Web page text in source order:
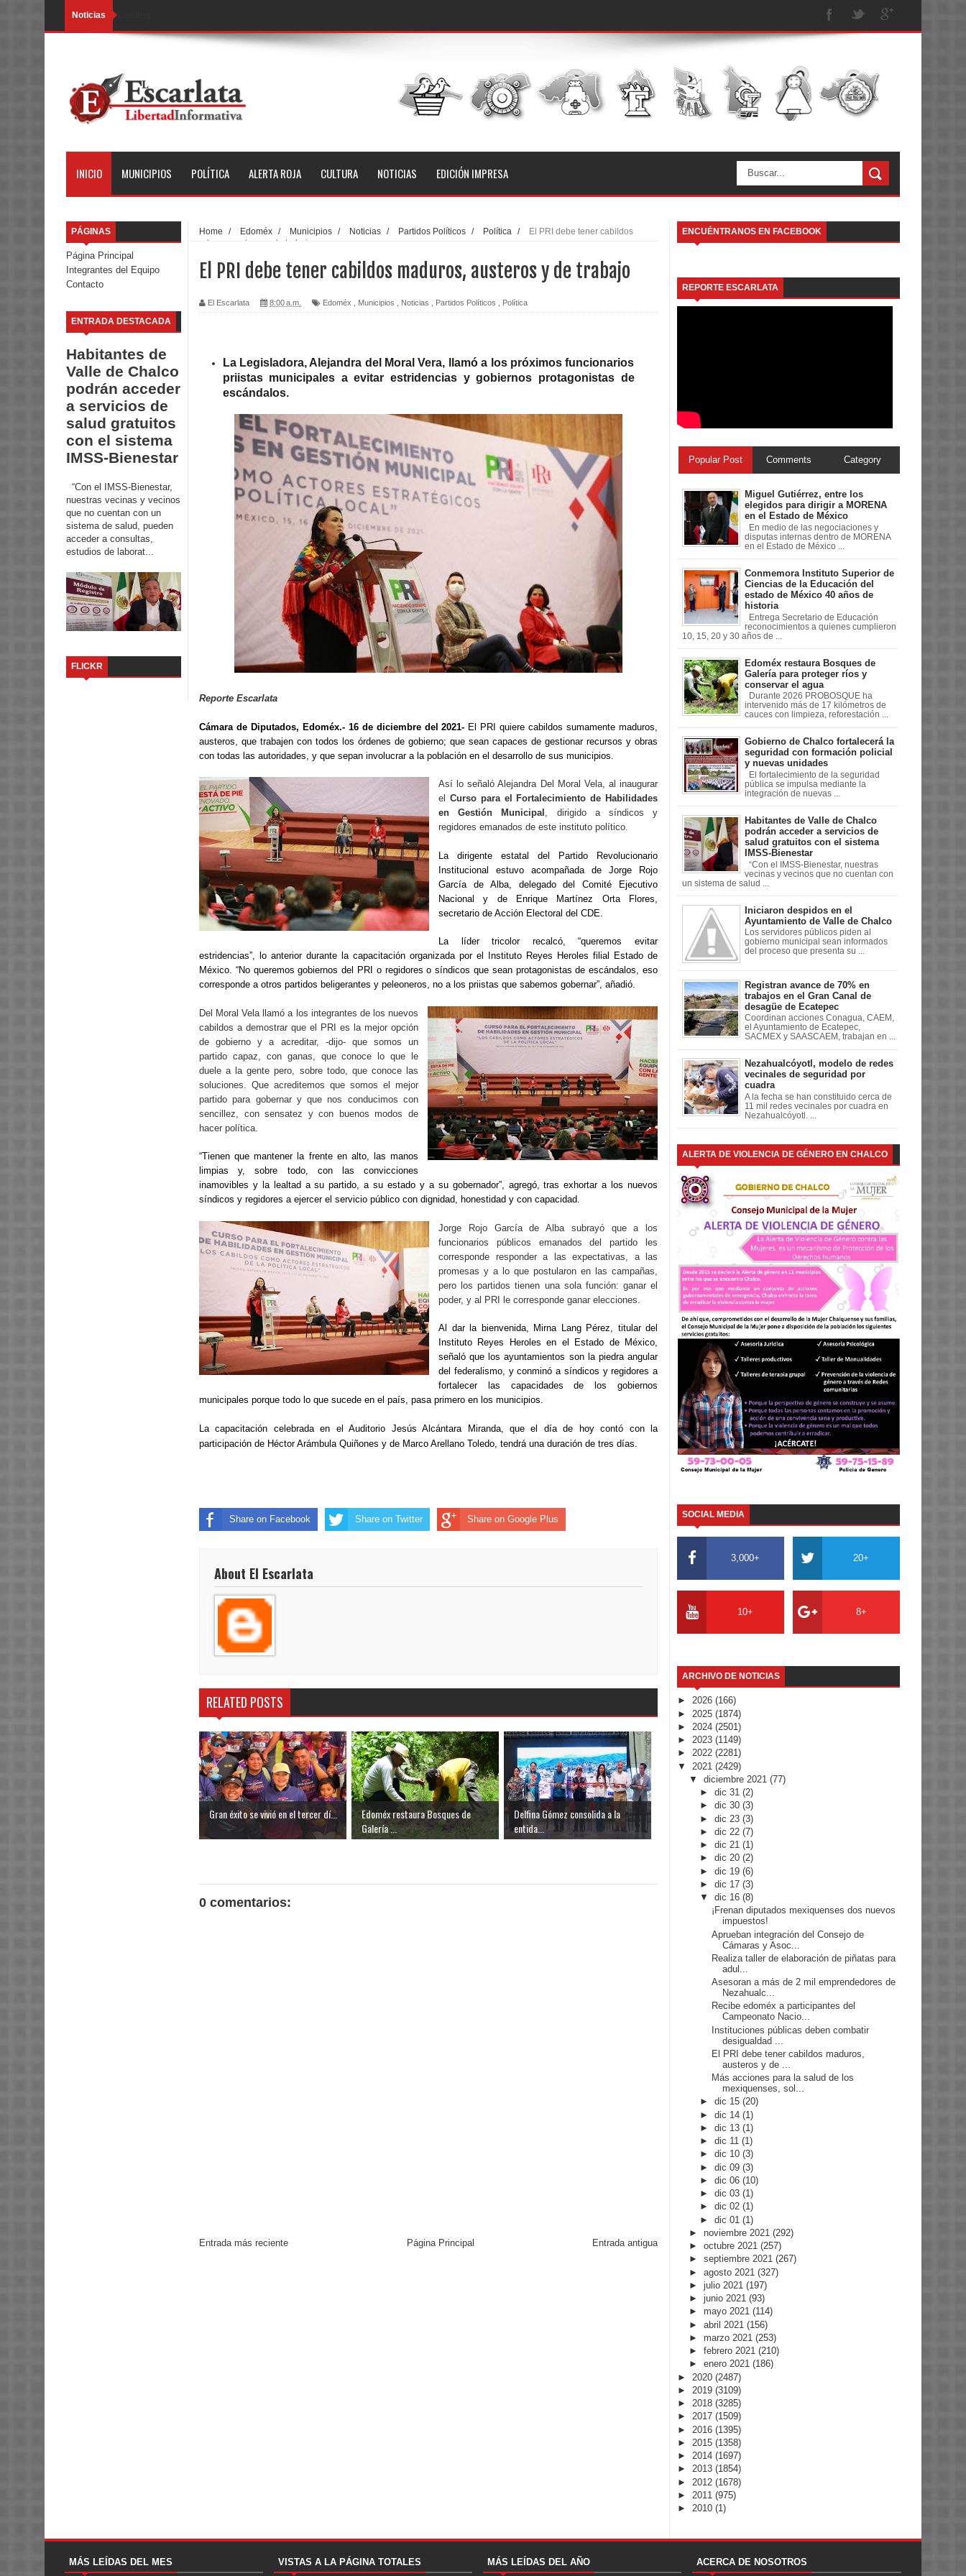
Noticias
INICIO MUNICIPIOS POLÍTICA ALERTA ROJA CULTURA NOTICIAS EDICIÓN IMPRESA
PÁGINAS
Página Principal
Integrantes del Equipo
Contacto
ENTRADA DESTACADA
Habitantes de
Valle de Chalco
podrán acceder
a servicios de
salud gratuitos
con el sistema
IMSS-Bienestar
“Con el IMSS-Bienestar,
nuestras vecinas y vecinos
que no cuentan con un
sistema de salud, pueden
acceder a consultas,
estudios de laborat...
FLICKR
Home / Edoméx / Municipios / Noticias / Partidos Políticos / Política /
El PRI debe tener cabildos
maduros, austeros y de trabajo
El PRI debe tener cabildos maduros, austeros y de trabajo
El Escarlata 8:00 a.m. Edoméx Municipios Noticias Partidos Políticos Política
La Legisladora, Alejandra del Moral Vera, llamó a los próximos funcionarios
priistas municipales a evitar estridencias y gobiernos protagonistas de
escándalos.
Reporte Escarlata
Cámara de Diputados, Edoméx.- 16 de diciembre del 2021- El PRI quiere cabildos sumamente maduros,
austeros, que trabajen con todos los órdenes de gobierno; que sean capaces de gestionar recursos y obras
con todas las autoridades, y que sepan involucrar a la población en el desarrollo de sus municipios.
Así lo señaló Alejandra Del Moral Vela, al inaugurar
el Curso para el Fortalecimiento de Habilidades
en Gestión Municipal , dirigido a síndicos y
regidores emanados de este instituto político.
La dirigente estatal del Partido Revolucionario
Institucional estuvo acompañada de Jorge Rojo
García de Alba, delegado del Comité Ejecutivo
Nacional y de Enrique Martínez Orta Flores,
secretario de Acción Electoral del CDE.
La líder tricolor recalcó, “queremos evitar
estridencias”, lo anterior durante la capacitación organizada por el Instituto Reyes Heroles filial Estado de
México. “No queremos gobiernos del PRI o regidores o síndicos que sean protagonistas de escándalos, eso
corresponde a otros partidos beligerantes y peleoneros, no a los priistas que sabemos gobernar”, añadió.
Del Moral Vela llamó a los integrantes de los nuevos
cabildos a demostrar que el PRI es la mejor opción
de gobierno y a acreditar, -dijo- que somos un
partido capaz, con ganas, que conoce lo que le
duele a la gente pero, sobre todo, que conoce las
soluciones. Que acreditemos que somos el mejor
partido para gobernar y que nos conducimos con
sencillez, con sensatez y con buenos modos de
hacer política.
“Tienen que mantener la frente en alto, las manos
limpias y, sobre todo, con las convicciones
inamovibles y la lealtad a su partido, a su estado y a su gobernador”, agregó, tras exhortar a los nuevos
síndicos y regidores a ejercer el servicio público con dignidad, honestidad y con capacidad.
Jorge Rojo García de Alba subrayó que a los
funcionarios públicos emanados del partido les
corresponde responder a las expectativas, a las
promesas y a lo que postularon en las campañas,
pero los partidos tienen una sola función: ganar el
poder, y al PRI le corresponde ganar elecciones.
Al dar la bienvenida, Mirna Lang Pérez, titular del
Instituto Reyes Heroles en el Estado de México,
señaló que los ayuntamientos son la piedra angular
del federalismo, y conminó a síndicos y regidores a
fortalecer las capacidades de los gobiernos
municipales porque todo lo que sucede en el país, pasa primero en los municipios.
La capacitación celebrada en el Auditorio Jesús Alcántara Miranda, que el día de hoy contó con la
participación de Héctor Arámbula Quiñones y de Marco Arellano Toledo, tendrá una duración de tres días.
Share on Facebook Share on Twitter Share on Google Plus
About El Escarlata
RELATED POSTS
Gran éxito se vivió en el tercer dí...
Edoméx restaura Bosques de
Galería ...
Delfina Gómez consolida a la
entida...
0 comentarios:
Entrada más reciente Entrada antigua
Página Principal
ENCUÉNTRANOS EN FACEBOOK
REPORTE ESCARLATA
Popular Post Comments Category
Miguel Gutiérrez, entre los
elegidos para dirigir a MORENA
en el Estado de México
En medio de las negociaciones y
disputas internas dentro de MORENA
en el Estado de México ...
Conmemora Instituto Superior de
Ciencias de la Educación del
estado de México 40 años de
historia
Entrega Secretario de Educación
reconocimientos a quienes cumplieron
10, 15, 20 y 30 años de ...
Edoméx restaura Bosques de
Galería para proteger ríos y
conservar el agua
Durante 2026 PROBOSQUE ha
intervenido más de 17 kilómetros de
cauces con limpieza, reforestación ...
Gobierno de Chalco fortalecerá la
seguridad con formación policial
y nuevas unidades
El fortalecimiento de la seguridad
pública se impulsa mediante la
integración de nuevas ...
Habitantes de Valle de Chalco
podrán acceder a servicios de
salud gratuitos con el sistema
IMSS-Bienestar
“Con el IMSS-Bienestar, nuestras
vecinas y vecinos que no cuentan con
un sistema de salud ...
Iniciaron despidos en el
Ayuntamiento de Valle de Chalco
Los servidores públicos piden al
gobierno municipal sean informados
del proceso que presenta su ...
Registran avance de 70% en
trabajos en el Gran Canal de
desagüe de Ecatepec
Coordinan acciones Conagua, CAEM,
el Ayuntamiento de Ecatepec,
SACMEX y SAASCAEM, trabajan en ...
Nezahualcóyotl, modelo de redes
vecinales de seguridad por
cuadra
A la fecha se han constituido cerca de
11 mil redes vecinales por cuadra en
Nezahualcóyotl. ...
ALERTA DE VIOLENCIA DE GÉNERO EN CHALCO
SOCIAL MEDIA
3,000+ 20+
10+ 8+
ARCHIVO DE NOTICIAS
► 2026 (166)
► 2025 (1874)
► 2024 (2501)
► 2023 (1149)
► 2022 (2281)
▼ 2021 (2429)
▼ diciembre 2021 (77)
►dic 31(2)
►dic 30(3)
►dic 23(3)
►dic 22(7)
►dic 21(1)
►dic 20(2)
►dic 19(6)
►dic 17(3)
▼dic 16(8)
¡Frenan diputados mexiquenses dos nuevos
impuestos!
Aprueban integración del Consejo de
Cámaras y Asoc...
Realiza taller de elaboración de piñatas para
adul...
Asesoran a más de 2 mil emprendedores de
Nezahualc...
Recibe edoméx a participantes del
Campeonato Nacio...
Instituciones públicas deben combatir
desigualdad ...
El PRI debe tener cabildos maduros,
austeros y de ...
Más acciones para la salud de los
mexiquenses, sol...
►dic 15(20)
►dic 14(1)
►dic 13(1)
►dic 11(1)
►dic 10(3)
►dic 09(3)
►dic 06(10)
►dic 03(1)
►dic 02(1)
►dic 01(1)
► noviembre 2021 (292)
► octubre 2021 (257)
► septiembre 2021 (267)
► agosto 2021 (327)
► julio 2021 (197)
► junio 2021 (93)
► mayo 2021 (114)
► abril 2021 (156)
► marzo 2021 (253)
► febrero 2021 (210)
► enero 2021 (186)
► 2020 (2487)
► 2019 (3109)
► 2018 (3285)
► 2017 (1509)
► 2016 (1395)
► 2015 (1358)
► 2014 (1697)
► 2013 (1854)
► 2012 (1678)
► 2011 (975)
► 2010 (1)
MÁS LEÍDAS DEL MES VISTAS A LA PÁGINA TOTALES MÁS LEÍDAS DEL AÑO ACERCA DE NOSOTROS